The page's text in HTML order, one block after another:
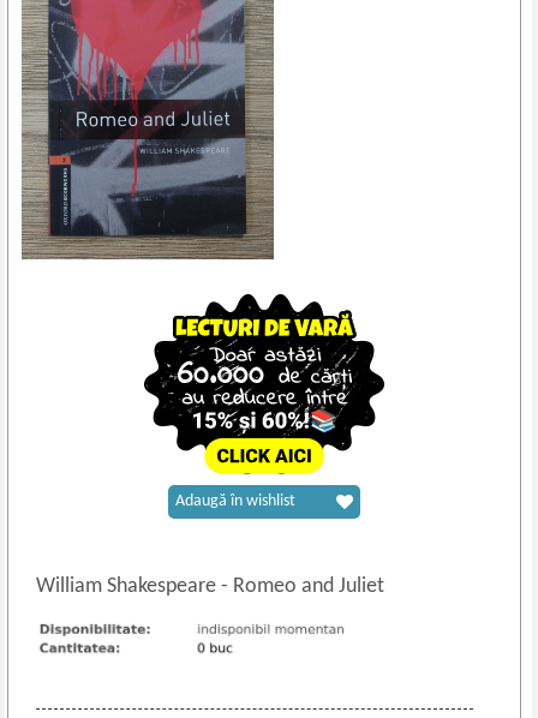
William Shakespeare- Romeo and Juliet
Adaugă în wishlist